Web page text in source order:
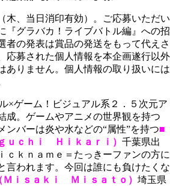
木、当日消印有効）。ご応募いただい
『グラバカ！ライブバトル編』への招
者の発表は賞品の発送をもって代えさ
応募された個人情報を本企画遂行以外
ありません。個人情報の取り扱いには
×ゲーム！ビジュアル系２．５次元ア
成。ゲームやアニメの世界観を持つ
ンバーは炎や水などの“属性”を持つ■
ｕｃｈｉ Ｈｉｋａｒｉ） 千葉県出
ｋｎａｍｅ＝たっきーファンの方に
言われます。今回は誰にも負けたくな
Ｍｉｓａｋｉ Ｍｉｓａｔｏ） 埼玉県